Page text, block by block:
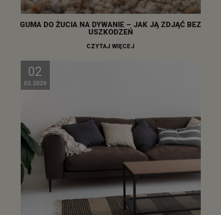
GUMA DO ŻUCIA NA DYWANIE – JAK JĄ ZDJĄĆ BEZ
USZKODZEŃ
CZYTAJ WIĘCEJ
02
03.2026